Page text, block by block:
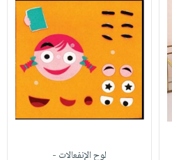
لوح الإنفعالات -